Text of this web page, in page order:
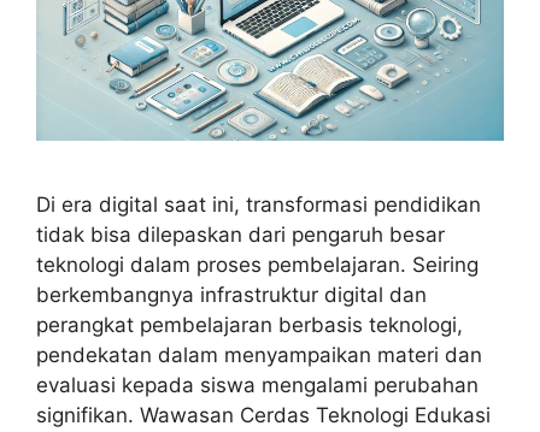
Di era digital saat ini, transformasi pendidikan
tidak bisa dilepaskan dari pengaruh besar
teknologi dalam proses pembelajaran. Seiring
berkembangnya infrastruktur digital dan
perangkat pembelajaran berbasis teknologi,
pendekatan dalam menyampaikan materi dan
evaluasi kepada siswa mengalami perubahan
signifikan. Wawasan Cerdas Teknologi Edukasi